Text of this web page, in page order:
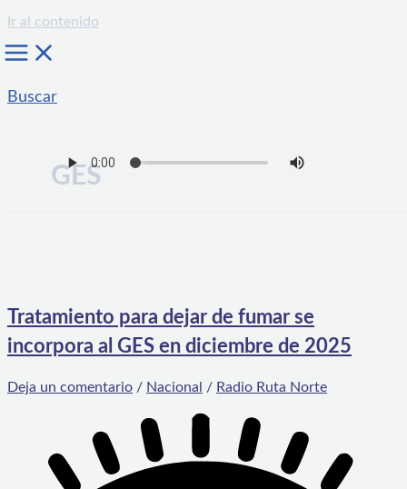
Ir al contenido
Buscar
GES
Tratamiento para dejar de fumar se
incorpora al GES en diciembre de 2025
Deja un comentario / Nacional / Radio Ruta Norte